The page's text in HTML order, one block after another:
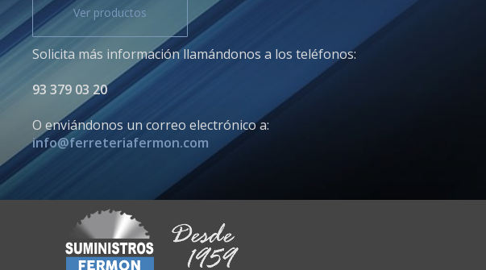
Ver productos
Solicita más información llamándonos a los teléfonos:
93 379 03 20
O enviándonos un correo electrónico a:
info@ferreteriafermon.com